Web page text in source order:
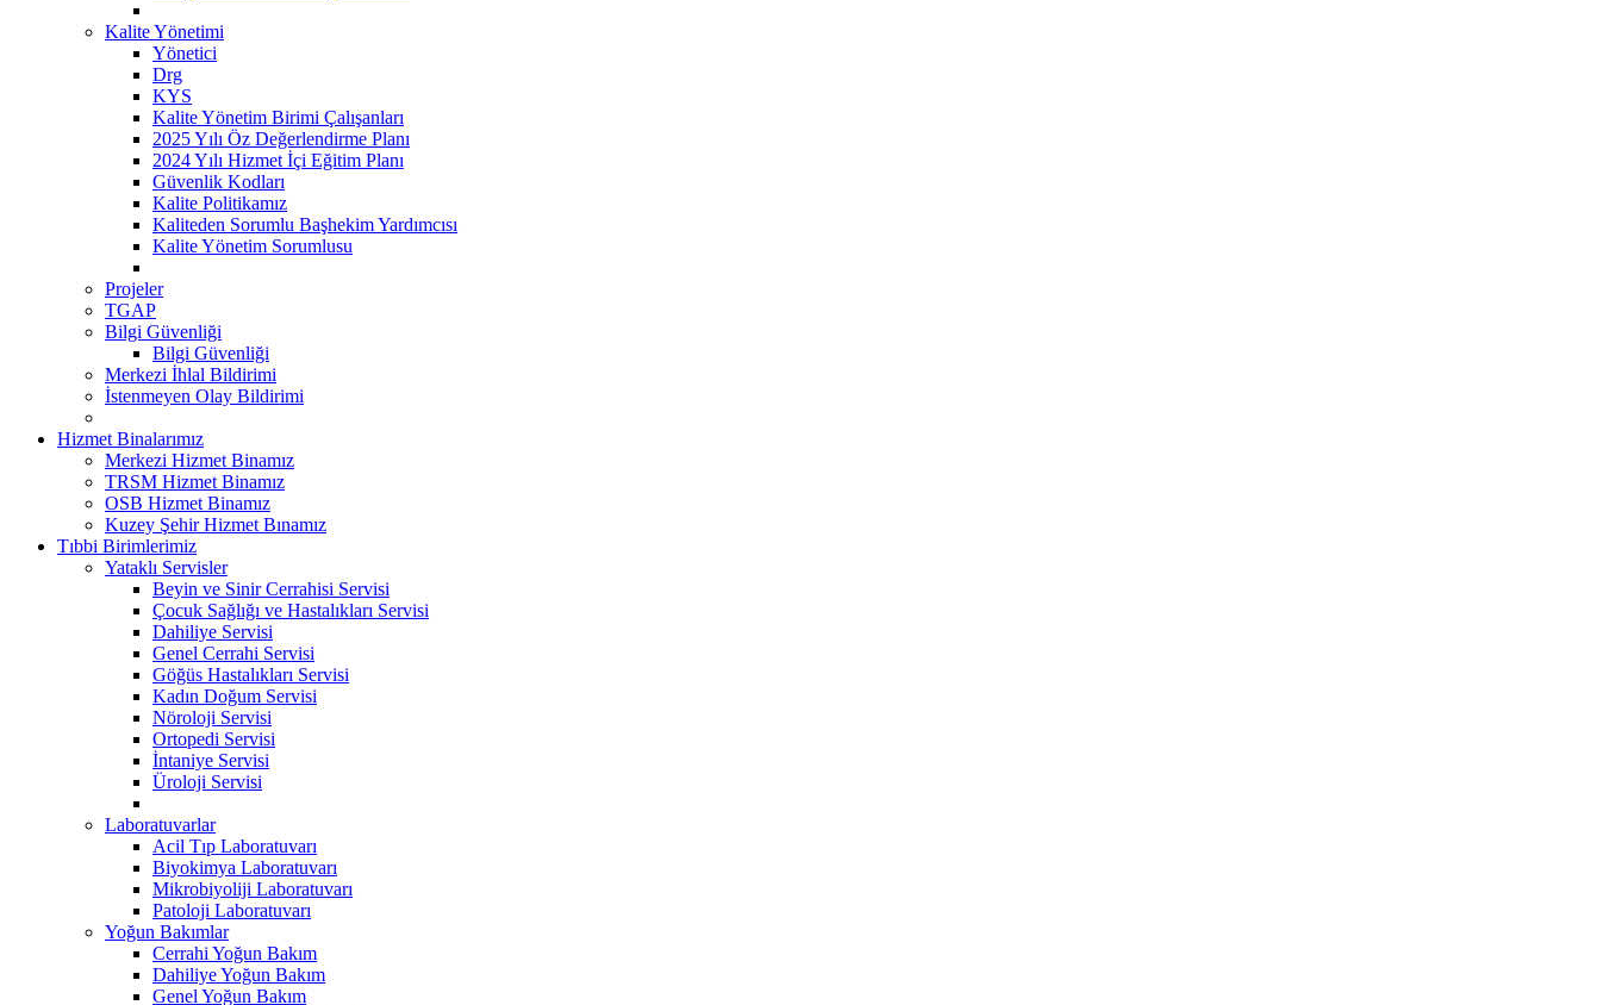
Kalite Yönetimi
Yönetici
Drg
KYS
Kalite Yönetim Birimi Çalışanları
2025 Yılı Öz Değerlendirme Planı
2024 Yılı Hizmet İçi Eğitim Planı
Güvenlik Kodları
Kalite Politikamız
Kaliteden Sorumlu Başhekim Yardımcısı
Kalite Yönetim Sorumlusu
Projeler
TGAP
Bilgi Güvenliği
Bilgi Güvenliği
Merkezi İhlal Bildirimi
İstenmeyen Olay Bildirimi
Hizmet Binalarımız
Merkezi Hizmet Binamız
TRSM Hizmet Binamız
OSB Hizmet Binamız
Kuzey Şehir Hizmet Bınamız
Tıbbi Birimlerimiz
Yataklı Servisler
Beyin ve Sinir Cerrahisi Servisi
Çocuk Sağlığı ve Hastalıkları Servisi
Dahiliye Servisi
Genel Cerrahi Servisi
Göğüs Hastalıkları Servisi
Kadın Doğum Servisi
Nöroloji Servisi
Ortopedi Servisi
İntaniye Servisi
Üroloji Servisi
Laboratuvarlar
Acil Tıp Laboratuvarı
Biyokimya Laboratuvarı
Mikrobiyoliji Laboratuvarı
Patoloji Laboratuvarı
Yoğun Bakımlar
Cerrahi Yoğun Bakım
Dahiliye Yoğun Bakım
Genel Yoğun Bakım